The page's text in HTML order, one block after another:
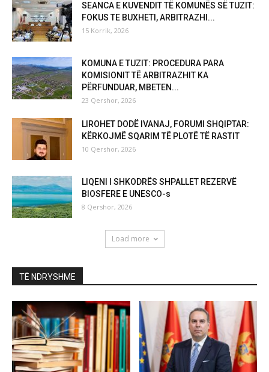
SEANCA E KUVENDIT TË KOMUNËS SË TUZIT:
FOKUS TE BUXHETI, ARBITRAZHI...
15 Korrik, 2026
KOMUNA E TUZIT: PROCEDURA PARA
KOMISIONIT TË ARBITRAZHIT KA
PËRFUNDUAR, MBETEN...
23 Qershor, 2026
LIROHET DODË IVANAJ, FORUMI SHQIPTAR:
KËRKOJMË SQARIM TË PLOTË TË RASTIT
10 Qershor, 2026
LIQENI I SHKODRËS SHPALLET REZERVË
BIOSFERE E UNESCO-s
8 Qershor, 2026
Load more
TË NDRYSHME